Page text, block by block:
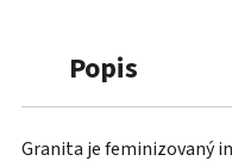
Popis
Granita je feminizovaný